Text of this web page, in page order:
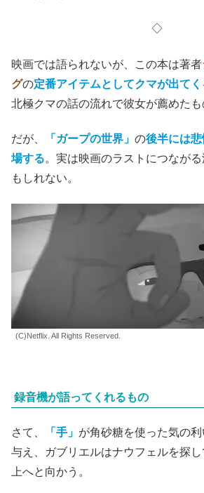
◇
映画では語られないが、この本は著者
グの定番アイテムとしてクマが出てく
北極クマの話の流れで彼女が薦めたも
だが、 「ガープの世界」 の後半には
場する。実は映画のラストにつなが
もしれない。
(C)Netflix. All Rights Reserved.
録音機が語ってくれるもの
さて、 「手」 が角砂糖を使った気の
与え、ガブリエルはナウフェルを探
上へと向かう。